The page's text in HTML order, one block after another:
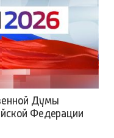
Думы
Федерации